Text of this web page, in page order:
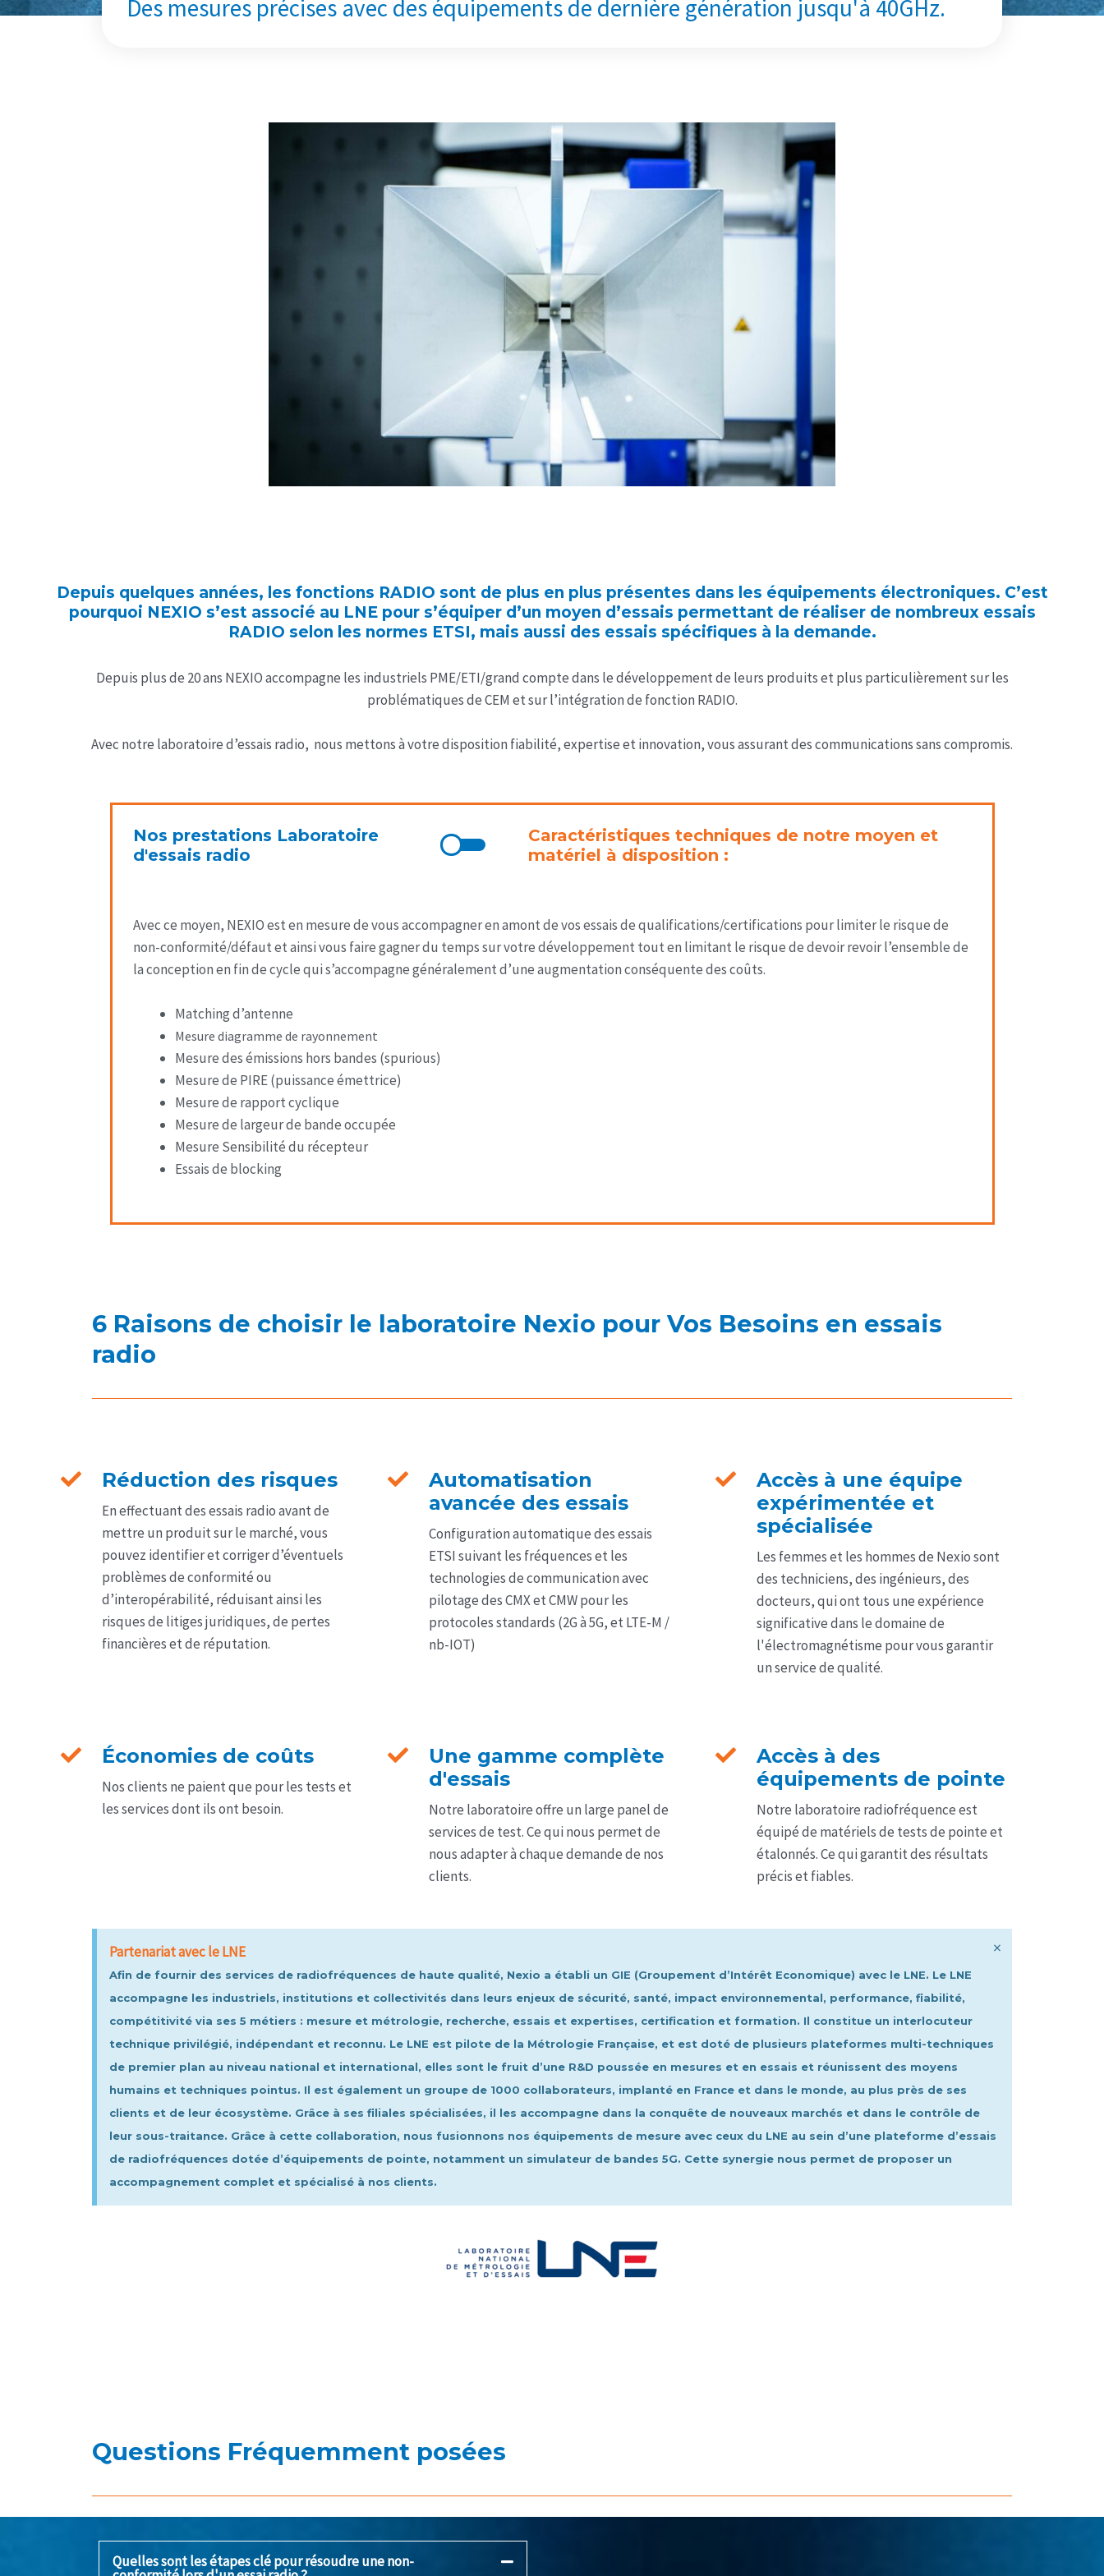
Des mesures précises avec des équipements de dernière génération jusqu'à 40GHz.
Depuis quelques années, les fonctions RADIO sont de plus en plus présentes dans les équipements électroniques. C’est
pourquoi NEXIO s’est associé au LNE pour s’équiper d’un moyen d’essais permettant de réaliser de nombreux essais
RADIO selon les normes ETSI, mais aussi des essais spécifiques à la demande.
Depuis plus de 20 ans NEXIO accompagne les industriels PME/ETI/grand compte dans le développement de leurs produits et plus particulièrement sur les
problématiques de CEM et sur l’intégration de fonction RADIO.
Avec notre laboratoire d’essais radio, nous mettons à votre disposition fiabilité, expertise et innovation, vous assurant des communications sans compromis.
Nos prestations Laboratoire
d'essais radio
Caractéristiques techniques de notre moyen et
matériel à disposition :
Avec ce moyen, NEXIO est en mesure de vous accompagner en amont de vos essais de qualifications/certifications pour limiter le risque de
non-conformité/défaut et ainsi vous faire gagner du temps sur votre développement tout en limitant le risque de devoir revoir l’ensemble de
la conception en fin de cycle qui s’accompagne généralement d’une augmentation conséquente des coûts.
Matching d’antenne
Mesure diagramme de rayonnement
Mesure des émissions hors bandes (spurious)
Mesure de PIRE (puissance émettrice)
Mesure de rapport cyclique
Mesure de largeur de bande occupée
Mesure Sensibilité du récepteur
Essais de blocking
6 Raisons de choisir le laboratoire Nexio pour Vos Besoins en essais
radio
Réduction des risques
En effectuant des essais radio avant de
mettre un produit sur le marché, vous
pouvez identifier et corriger d’éventuels
problèmes de conformité ou
d’interopérabilité, réduisant ainsi les
risques de litiges juridiques, de pertes
financières et de réputation.
Automatisation
avancée des essais
Configuration automatique des essais
ETSI suivant les fréquences et les
technologies de communication avec
pilotage des CMX et CMW pour les
protocoles standards (2G à 5G, et LTE-M /
nb-IOT)
Accès à une équipe
expérimentée et
spécialisée
Les femmes et les hommes de Nexio sont
des techniciens, des ingénieurs, des
docteurs, qui ont tous une expérience
significative dans le domaine de
l'électromagnétisme pour vous garantir
un service de qualité.
Économies de coûts
Nos clients ne paient que pour les tests et
les services dont ils ont besoin.
Une gamme complète
d'essais
Notre laboratoire offre un large panel de
services de test. Ce qui nous permet de
nous adapter à chaque demande de nos
clients.
Accès à des
équipements de pointe
Notre laboratoire radiofréquence est
équipé de matériels de tests de pointe et
étalonnés. Ce qui garantit des résultats
précis et fiables.
Partenariat avec le LNE
Afin de fournir des services de radiofréquences de haute qualité, Nexio a établi un GIE (Groupement d’Intérêt Economique) avec le LNE. Le LNE
accompagne les industriels, institutions et collectivités dans leurs enjeux de sécurité, santé, impact environnemental, performance, fiabilité,
compétitivité via ses 5 métiers : mesure et métrologie, recherche, essais et expertises, certification et formation. Il constitue un interlocuteur
technique privilégié, indépendant et reconnu. Le LNE est pilote de la Métrologie Française, et est doté de plusieurs plateformes multi-techniques
de premier plan au niveau national et international, elles sont le fruit d’une R&D poussée en mesures et en essais et réunissent des moyens
humains et techniques pointus. Il est également un groupe de 1000 collaborateurs, implanté en France et dans le monde, au plus près de ses
clients et de leur écosystème. Grâce à ses filiales spécialisées, il les accompagne dans la conquête de nouveaux marchés et dans le contrôle de
leur sous-traitance. Grâce à cette collaboration, nous fusionnons nos équipements de mesure avec ceux du LNE au sein d’une plateforme d’essais
de radiofréquences dotée d’équipements de pointe, notamment un simulateur de bandes 5G. Cette synergie nous permet de proposer un
accompagnement complet et spécialisé à nos clients.
×
Questions Fréquemment posées
Quelles sont les étapes clé pour résoudre une non-